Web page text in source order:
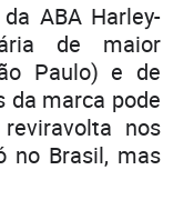
ABA Harley-
de maior
Paulo) e de
da marca pode
nos
no Brasil, mas